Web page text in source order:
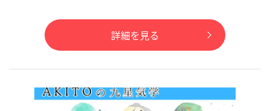
詳細を見る